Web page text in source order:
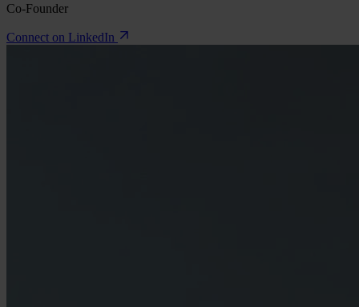
Co-Founder
Connect on LinkedIn